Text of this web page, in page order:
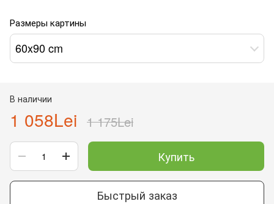
Размеры картины
60x90 cm
В наличии
1 058Lei 1 175Lei
Купить
Быстрый заказ